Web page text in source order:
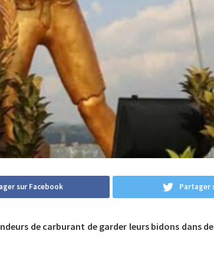
sur Facebook Partager
de carburant de garder leurs bidons dans